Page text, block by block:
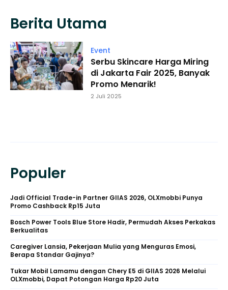
Berita Utama
Event
Serbu Skincare Harga Miring
di Jakarta Fair 2025, Banyak
Promo Menarik!
2 Juli 2025
Populer
Jadi Official Trade-in Partner GIIAS 2026, OLXmobbi Punya
Promo Cashback Rp15 Juta
Bosch Power Tools Blue Store Hadir, Permudah Akses Perkakas
Berkualitas
Caregiver Lansia, Pekerjaan Mulia yang Menguras Emosi,
Berapa Standar Gajinya?
Tukar Mobil Lamamu dengan Chery E5 di GIIAS 2026 Melalui
OLXmobbi, Dapat Potongan Harga Rp20 Juta